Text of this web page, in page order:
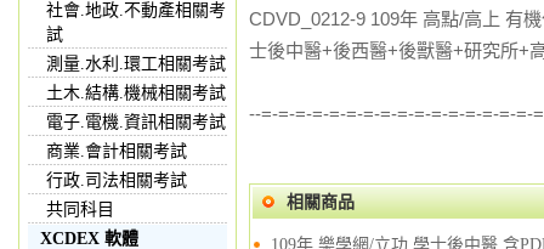
社會.地政.不動產相關考
試
測量.水利.環工相關考試
土木.結構.機械相關考試
電子.電機.資訊相關考試
商業.會計相關考試
行政.司法相關考試
共同科目
XCDEX 軟體
CDVD_0212-9 109年 高點/高上 有
士後中醫+後西醫+後獸醫+研究所+
--=-=-=-=-=-=-=-=-=-=-=-=-=-=-=-=-
相關商品
109年 樂學網/立功 學士後中醫 含